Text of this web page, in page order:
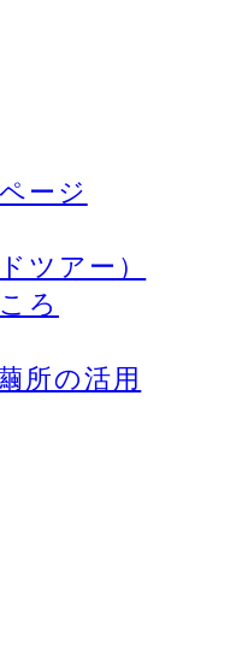
ージ
ツアー）
ろ
所の活用